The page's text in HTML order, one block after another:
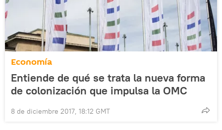
Economía
Entiende de qué se trata la nueva forma
de colonización que impulsa la OMC
8 de diciembre 2017, 18:12 GMT